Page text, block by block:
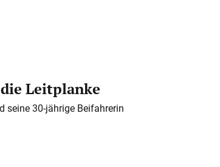
Leitplanke
seine 30-jährige Beifahrerin